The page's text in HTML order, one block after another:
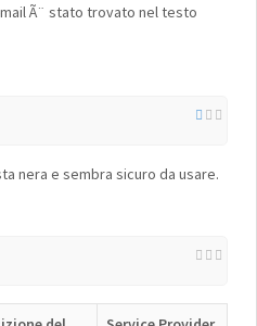
Ã¨ stato trovato nel testo
nera e sembra sicuro da usare.